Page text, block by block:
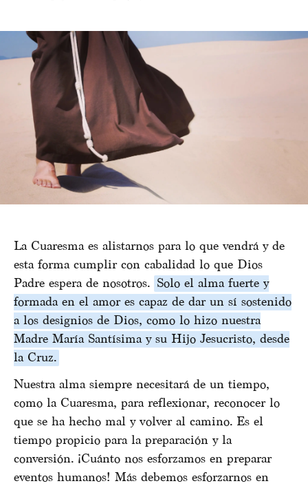
La Cuaresma es alistarnos para lo que vendrá y de
esta forma cumplir con cabalidad lo que Dios
Padre espera de nosotros. Solo el alma fuerte y
formada en el amor es capaz de dar un sí sostenido
a los designios de Dios, como lo hizo nuestra
Madre María Santísima y su Hijo Jesucristo, desde
la Cruz.
Nuestra alma siempre necesitará de un tiempo,
como la Cuaresma, para reflexionar, reconocer lo
que se ha hecho mal y volver al camino. Es el
tiempo propicio para la preparación y la
conversión. ¡Cuánto nos esforzamos en preparar
eventos humanos! Más debemos esforzarnos en